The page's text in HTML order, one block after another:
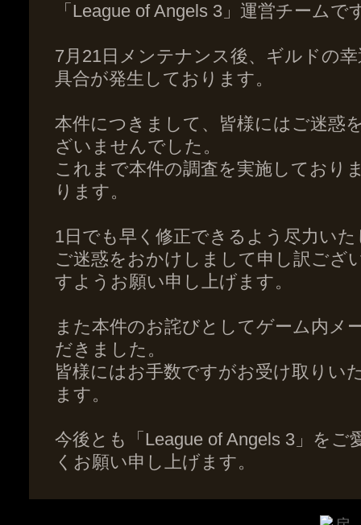
「League of Angels 3」運営チームで
7月21日メンテナンス後、ギルドの
具合が発生しております。
本件につきまして、皆様にはご迷惑
ざいませんでした。
これまで本件の調査を実施しており
ります。
1日でも早く修正できるよう尽力い
ご迷惑をおかけしまして申し訳ござ
すようお願い申し上げます。
また本件のお詫びとしてゲーム内メ
だきました。
皆様にはお手数ですがお受け取りい
ます。
今後とも「League of Angels 3」を
くお願い申し上げます。